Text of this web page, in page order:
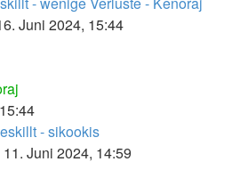
Juni 2024, 15:44
- sikookis
Juni 2024, 14:59